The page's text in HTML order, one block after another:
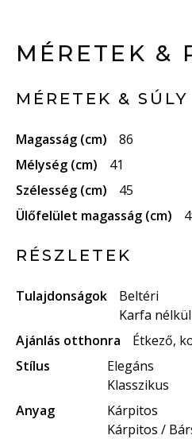
MÉRETEK &
MÉRETEK & SÚLY
Magasság (cm)
86
Mélység (cm)
41
Szélesség (cm)
45
Ülőfelület magasság (cm)
RÉSZLETEK
Tulajdonságok
Beltéri
Karfa
Ajánlás otthonra
Étkező,
Stílus
Elegáns
Klasszikus
Anyag
Kárpitos
Kárpitos /